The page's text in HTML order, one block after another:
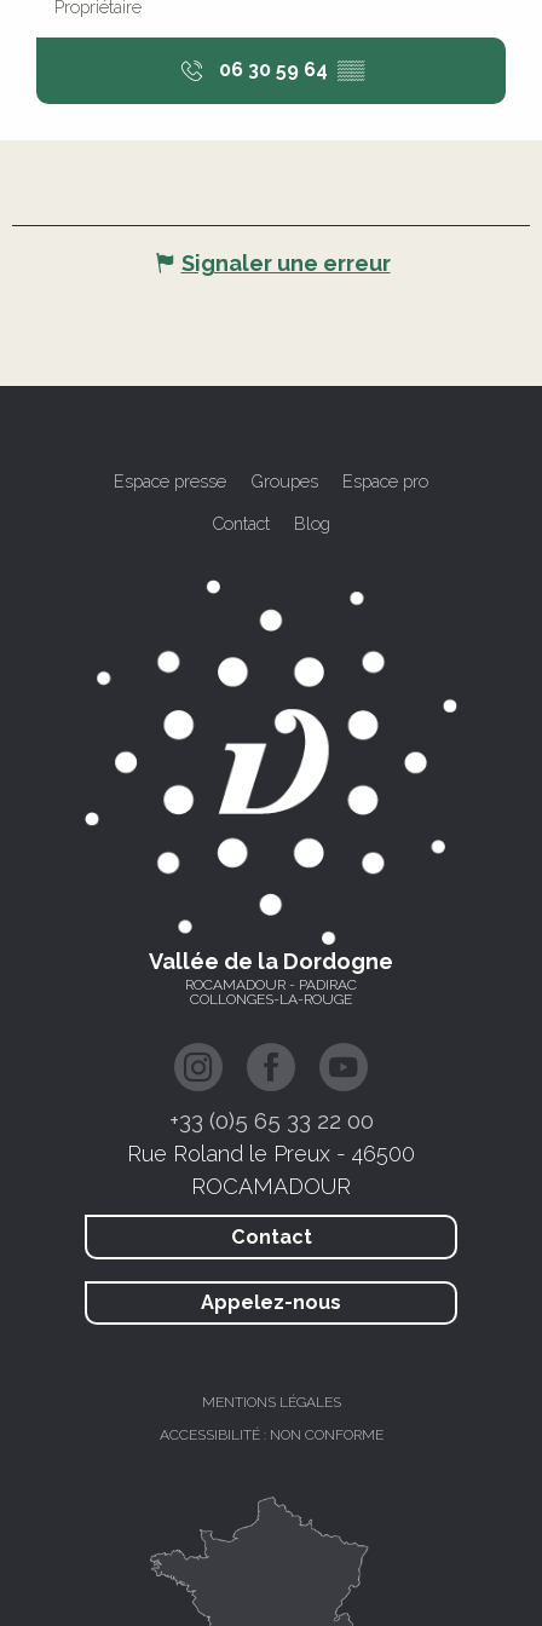
Propriétaire
06 30 59 64 ▒▒
Signaler une erreur
Espace presse Groupes Espace pro
Contact Blog
Vallée de la Dordogne
ROCAMADOUR - PADIRAC
COLLONGES-LA-ROUGE
+33 (0)5 65 33 22 00
Rue Roland le Preux - 46500
ROCAMADOUR
Contact
Appelez-nous
MENTIONS LÉGALES
ACCESSIBILITÉ : NON CONFORME